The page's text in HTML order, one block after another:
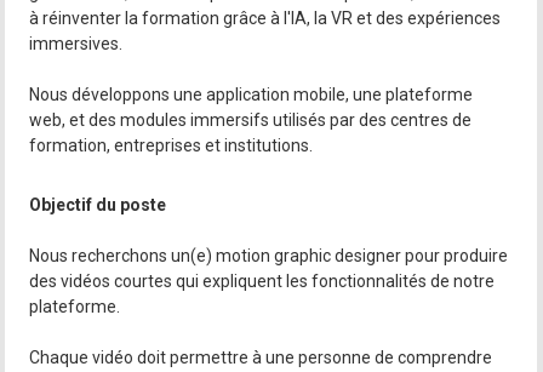
à réinventer la formation grâce à l'IA, la VR et des expériences
immersives.
Nous développons une application mobile, une plateforme
web, et des modules immersifs utilisés par des centres de
formation, entreprises et institutions.
Objectif du poste
Nous recherchons un(e) motion graphic designer pour produire
des vidéos courtes qui expliquent les fonctionnalités de notre
plateforme.
Chaque vidéo doit permettre à une personne de comprendre